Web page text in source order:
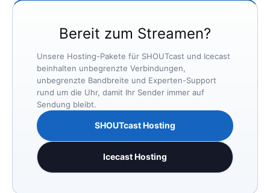
Bereit zum Streamen?
Unsere Hosting-Pakete für SHOUTcast und Icecast
beinhalten unbegrenzte Verbindungen,
unbegrenzte Bandbreite und Experten-Support
rund um die Uhr, damit Ihr Sender immer auf
Sendung bleibt.
SHOUTcast Hosting
Icecast Hosting